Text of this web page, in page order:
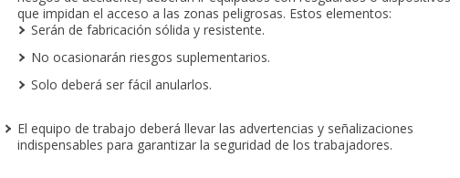
que impidan el acceso a las zonas peligrosas. Estos elementos:
Serán de fabricación sólida y resistente.
No ocasionarán riesgos suplementarios.
Solo deberá ser fácil anularlos.
El equipo de trabajo deberá llevar las advertencias y señalizaciones
indispensables para garantizar la seguridad de los trabajadores.